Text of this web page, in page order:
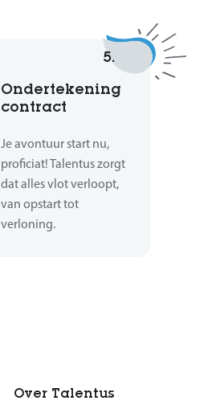
5.
Ondertekening
contract
Je avontuur start nu,
proficiat! Talentus zorgt
dat alles vlot verloopt,
van opstart tot
verloning.
Over Talentus